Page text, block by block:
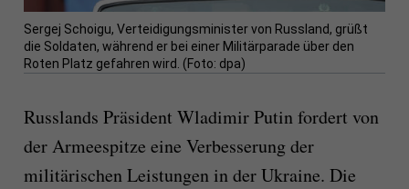
Sergej Schoigu, Verteidigungsminister von Russland, grüßt
die Soldaten, während er bei einer Militärparade über den
Roten Platz gefahren wird. (Foto: dpa)
Russlands Präsident Wladimir Putin fordert von
der Armeespitze eine Verbesserung der
militärischen Leistungen in der Ukraine. Die